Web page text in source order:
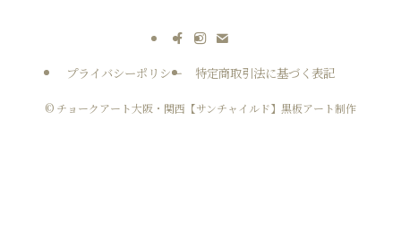
プライバシーポリシー 特定商取引法に基づく表記
© チョークアート大阪・関西【サンチャイルド】黒板アート制作